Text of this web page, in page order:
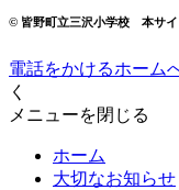
© 皆野町立三沢小学校 本サイ
電話をかけるホーム
く
メニューを閉じる
ホーム
大切なお知らせ